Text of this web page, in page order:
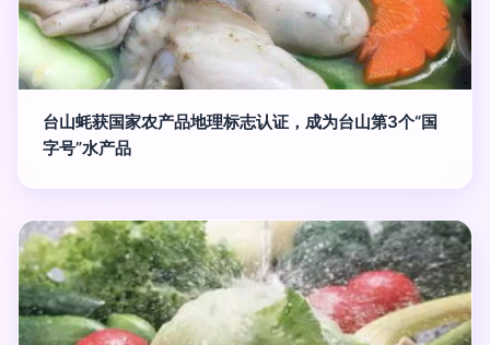
台山蚝获国家农产品地理标志认证，成为台山第3个“国
字号”水产品